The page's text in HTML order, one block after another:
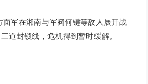
面军在湘南与军阀何键等敌人展开战
道封锁线，危机得到暂时缓解。